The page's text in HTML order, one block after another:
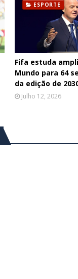
ESPORTE
Fifa estuda
Mundo para 64
da edição de
Julho 12, 2026